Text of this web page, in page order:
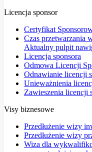
Licencja sponsor
Certyfikat
Czas przetwarzania
Aktualny pulpit
Licencja sponsora
Odmowa Licencji
Odnawianie licencji
Unieważnienia
Zawieszenia licencji
Visy biznesowe
Przedłużenie wizy
Przedłużenie wizy
Wiza dla